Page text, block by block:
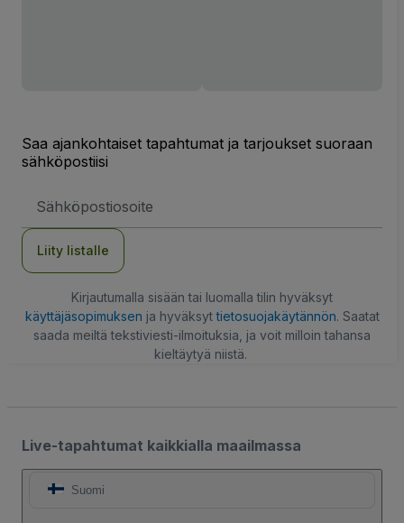
Saa ajankohtaiset tapahtumat ja tarjoukset suoraan
sähköpostiisi
Liity listalle
Kirjautumalla sisään tai luomalla tilin hyväksyt
käyttäjäsopimuksen ja hyväksyttietosuojakäytännön. Saatat
saada meiltä tekstiviesti-ilmoituksia, ja voit milloin tahansa
kieltäytyä niistä.
Live-tapahtumat kaikkialla maailmassa
Suomi